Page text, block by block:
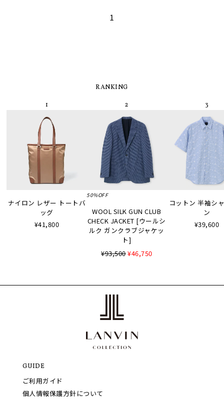
1
RANKING
ナイロン レザー トートバ
ッグ
¥41,800
50%OFF
WOOL SILK GUN CLUB
CHECK JACKET [ウールシ
ルク ガンクラブジャケッ
ト]
¥93,500¥46,750
コットン 半袖シ
ン
¥39,600
GUIDE
ご利用ガイド
個人情報保護方針について